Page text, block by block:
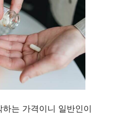
는 가격이니 일반인이